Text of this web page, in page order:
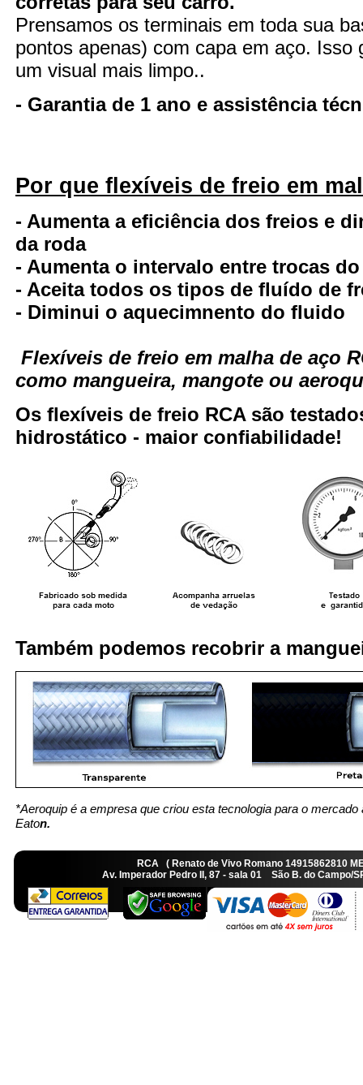
Prensamos os terminais em toda sua
pontos apenas) com capa em aço. Isso
um visual mais limpo..
- Garantia de 1 ano e assistência
Por que flexíveis de freio em
- Aumenta a eficiência dos freios e
da roda
- Aumenta o intervalo entre trocas
- Aceita todos os tipos de fluído de
- Diminui o aquecimnento do fluido
Flexíveis de freio em malha de aço
como mangueira, mangote ou
Os flexíveis de freio RCA são
hidrostático - maior confiabilidade!
Também podemos recobrir a
*Aeroquip é a empresa que criou esta tecnologia para o
Eaton.
RCA ( Renato de Vivo Romano
Av. Imperador Pedro II, 87 - sala 01 São B. do